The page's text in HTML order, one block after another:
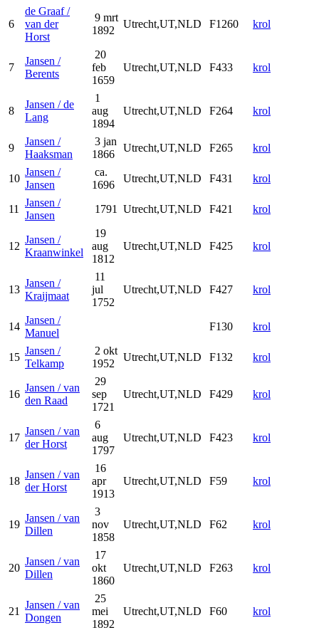
6
de Graaf /
van der
Horst
9 mrt
1892
Utrecht,UT,NLD F1260 krol
7
Jansen /
Berents
20
feb
1659
Utrecht,UT,NLD F433 krol
8
Jansen / de
Lang
1
aug
1894
Utrecht,UT,NLD F264 krol
9
Jansen /
Haaksman
3 jan
1866
Utrecht,UT,NLD F265 krol
10
Jansen /
Jansen
ca.
1696
Utrecht,UT,NLD F431 krol
11
Jansen /
Jansen
1791 Utrecht,UT,NLD F421 krol
12
Jansen /
Kraanwinkel
19
aug
1812
Utrecht,UT,NLD F425 krol
13
Jansen /
Kraijmaat
11
jul
1752
Utrecht,UT,NLD F427 krol
14
Jansen /
Manuel
F130 krol
15
Jansen /
Telkamp
2 okt
1952
Utrecht,UT,NLD F132 krol
16
Jansen / van
den Raad
29
sep
1721
Utrecht,UT,NLD F429 krol
17
Jansen / van
der Horst
6
aug
1797
Utrecht,UT,NLD F423 krol
18
Jansen / van
der Horst
16
apr
1913
Utrecht,UT,NLD F59 krol
19
Jansen / van
Dillen
3
nov
1858
Utrecht,UT,NLD F62 krol
20
Jansen / van
Dillen
17
okt
1860
Utrecht,UT,NLD F263 krol
21
Jansen / van
Dongen
25
mei
1892
Utrecht,UT,NLD F60 krol